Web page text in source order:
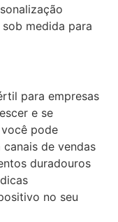
medida para
para empresas
e se
pode
de vendas
duradouros
no seu